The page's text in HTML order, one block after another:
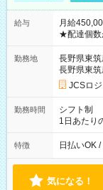
給与
月給
★配達個数
ど！ ・主要都市エリア 月収55万円／週5日稼働 月収65万~112
万円／週6日稼働 ・地方郊外エリア 月収
収40万円~50万円／週
円 (27歳男
(日休み) ■月収80万円(43歳男性/墨田区在住)※元営業 1日200個
勤務地
長野県東
長野県東
JCSロ
勤務時間
シフト制
1日あたり
働8時間）
によって
特徴 日払いOK
気になる！